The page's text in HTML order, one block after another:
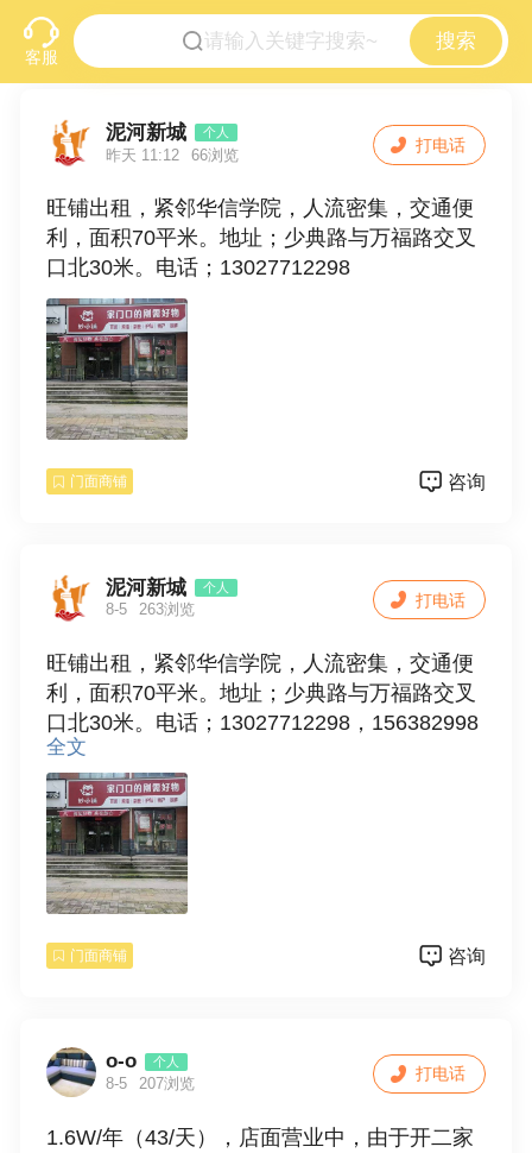
客服
搜索
泥河新城 个人
昨天 11:12 66浏览
旺铺出租，紧邻华信学院，人流密集，交通便
利，面积70平米。地址；少典路与万福路交叉
口北30米。电话；13027712298
打电话
门面商铺 咨询
泥河新城 个人
8-5 263浏览
旺铺出租，紧邻华信学院，人流密集，交通便
利，面积70平米。地址；少典路与万福路交叉
口北30米。电话；13027712298，156382998
72
全文
打电话
门面商铺 咨询
o-o 个人
8-5 207浏览
1.6W/年（43/天），店面营业中，由于开二家
打电话